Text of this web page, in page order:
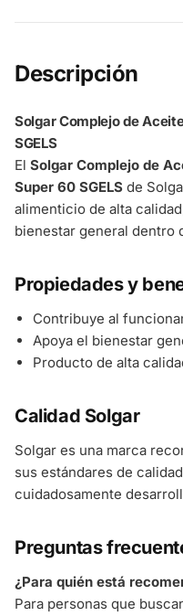
Descripción
Solgar Complejo de
SGELS
El Solgar Complejo de
Super 60 SGELS de
alimenticio de alta
bienestar general dentro
Propiedades y
Contribuye al
Apoya el bienestar
Producto de alta
Calidad Solgar
Solgar es una marca
sus estándares de
cuidadosamente
Preguntas
¿Para quién está
Para personas que